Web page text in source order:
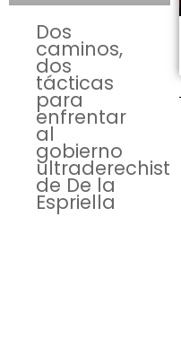
Dos
caminos,
dos
tácticas
para
enfrentar
al
gobierno
ultraderechista
de De la
Espriella